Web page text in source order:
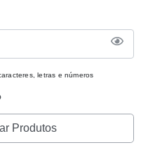
letras e números
Produtos